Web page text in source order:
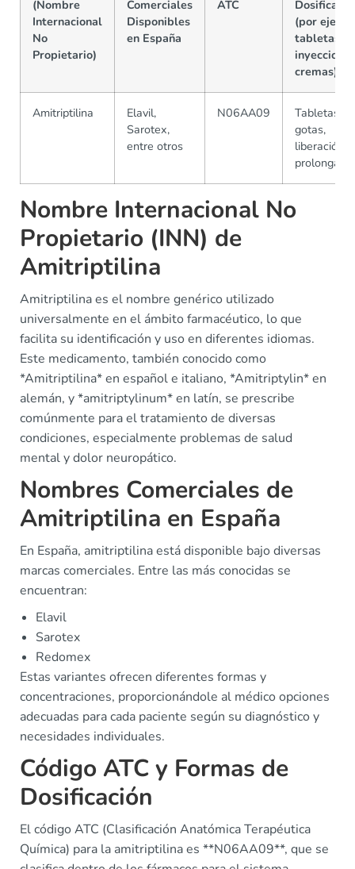
(Nombre
Internacional
No
Propietario)
Comerciales
Disponibles
en España
ATC
(por
tabletas,
cremas)
Amitriptilina
Elavil,
Sarotex,
entre otros
N06AA09
Tabletas,
gotas,
liberación
prolongada
Nombre Internacional No
Propietario (INN) de
Amitriptilina
Amitriptilina es el nombre genérico utilizado
universalmente en el ámbito farmacéutico, lo que
facilita su identificación y uso en diferentes idiomas.
Este medicamento, también conocido como
*Amitriptilina* en español e italiano, *Amitriptylin* en
alemán, y *amitriptylinum* en latín, se prescribe
comúnmente para el tratamiento de diversas
condiciones, especialmente problemas de salud
mental y dolor neuropático.
Nombres Comerciales de
Amitriptilina en España
En España, amitriptilina está disponible bajo diversas
marcas comerciales. Entre las más conocidas se
encuentran:
Elavil
Sarotex
Redomex
Estas variantes ofrecen diferentes formas y
concentraciones, proporcionándole al médico opciones
adecuadas para cada paciente según su diagnóstico y
necesidades individuales.
Código ATC y Formas de
Dosificación
El código ATC (Clasificación Anatómica Terapéutica
Química) para la amitriptilina es **N06AA09**, que se